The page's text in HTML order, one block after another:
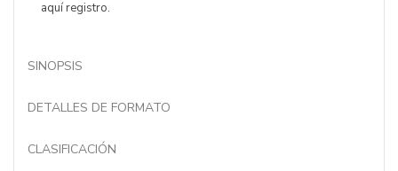
aquí registro.
SINOPSIS
DETALLES DE FORMATO
CLASIFICACIÓN